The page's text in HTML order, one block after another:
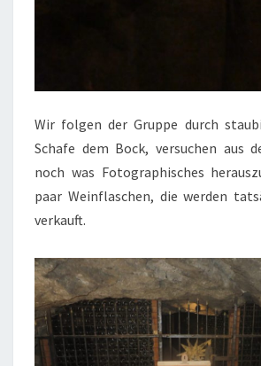
Wir folgen der Gruppe durch
Schafe dem Bock, versuchen aus
noch was Fotographisches
paar Weinflaschen, die werden
verkauft.